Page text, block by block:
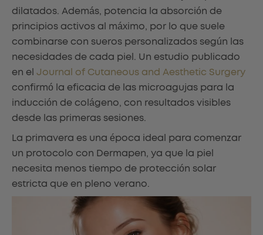
dilatados. Además, potencia la absorción de
principios activos al máximo, por lo que suele
combinarse con sueros personalizados según las
necesidades de cada piel. Un estudio publicado
en el Journal of Cutaneous and Aesthetic Surgery
confirmó la eficacia de las microagujas para la
inducción de colágeno, con resultados visibles
desde las primeras sesiones.
La primavera es una época ideal para comenzar
un protocolo con Dermapen, ya que la piel
necesita menos tiempo de protección solar
estricta que en pleno verano.